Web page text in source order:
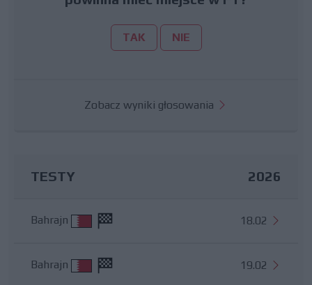
TAK NIE
Zobacz wyniki głosowania
TESTY 2026
Bahrajn 18.02
Bahrajn 19.02